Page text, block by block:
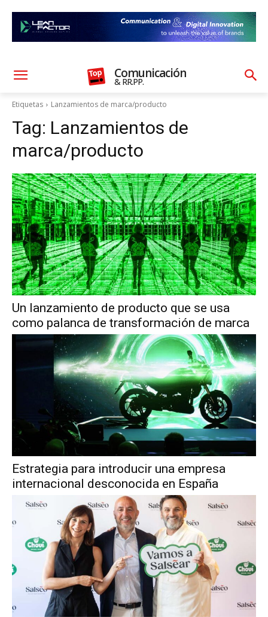
Comunicación
& RR.PP.
Etiquetas Lanzamientos de marca/producto
Tag: Lanzamientos de
marca/producto
Un lanzamiento de producto que se usa
como palanca de transformación de marca
Estrategia para introducir una empresa
internacional desconocida en España